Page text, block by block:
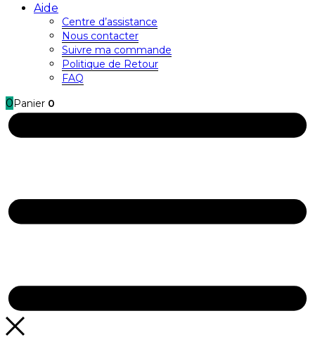
Aide
Centre d’assistance
Nous contacter
Suivre ma commande
Politique de Retour
FAQ
0 Panier 0